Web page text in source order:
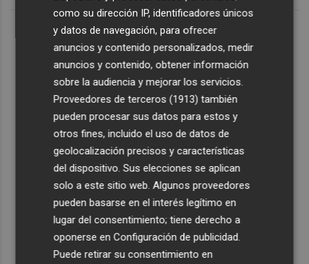
como su dirección IP, identificadores únicos
y datos de navegación, para ofrecer
anuncios y contenido personalizados, medir
anuncios y contenido, obtener información
sobre la audiencia y mejorar los servicios.
Proveedores de terceros (1913) también
pueden procesar sus datos para estos y
otros fines, incluido el uso de datos de
geolocalización precisos y características
del dispositivo. Sus elecciones se aplican
solo a este sitio web. Algunos proveedores
pueden basarse en el interés legítimo en
lugar del consentimiento; tiene derecho a
oponerse enConfiguración de publicidad
Puede retirar su consentimiento en